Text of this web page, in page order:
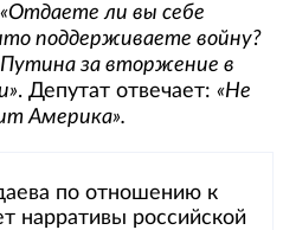
«Отдаете ли вы себе
поддерживаете войну?
за вторжение в
. Депутат отвечает: «Не
Америка».
по отношению к
нарративы российской